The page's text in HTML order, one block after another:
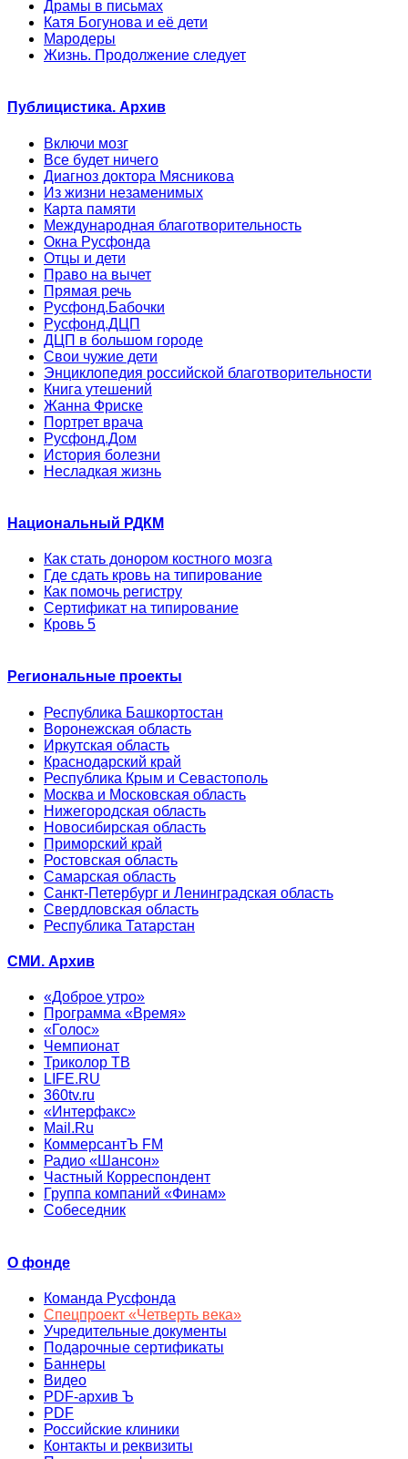
Драмы в письмах
Катя Богунова и её дети
Мародеры
Жизнь. Продолжение следует
Публицистика. Архив
Включи мозг
Все будет ничего
Диагноз доктора Мясникова
Из жизни незаменимых
Карта памяти
Международная благотворительность
Окна Русфонда
Отцы и дети
Право на вычет
Прямая речь
Русфонд.Бабочки
Русфонд.ДЦП
ДЦП в большом городе
Свои чужие дети
Энциклопедия российской благотворительности
Книга утешений
Жанна Фриске
Портрет врача
Русфонд.Дом
История болезни
Несладкая жизнь
Национальный РДКМ
Как стать донором костного мозга
Где сдать кровь на типирование
Как помочь регистру
Сертификат на типирование
Кровь 5
Региональные проекты
Республика Башкортостан
Воронежская область
Иркутская область
Краснодарский край
Республика Крым и Севастополь
Москва и Московская область
Нижегородская область
Новосибирская область
Приморский край
Ростовская область
Самарская область
Санкт-Петербург и Ленинградская область
Свердловская область
Республика Татарстан
СМИ. Архив
«Доброе утро»
Программа «Время»
«Голос»
Чемпионат
Триколор ТВ
LIFE.RU
360tv.ru
«Интерфакс»
Mail.Ru
КоммерсантЪ FM
Радио «Шансон»
Частный Корреспондент
Группа компаний «Финам»
Собеседник
О фонде
Команда Русфонда
Спецпроект «Четверть века»
Учредительные документы
Подарочные сертификаты
Баннеры
Видео
PDF-архив Ъ
PDF
Российские клиники
Контакты и реквизиты